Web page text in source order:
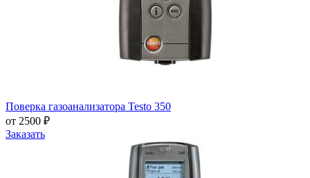
Поверка газоанализатора Testo 350
от 2500 ₽
Заказать